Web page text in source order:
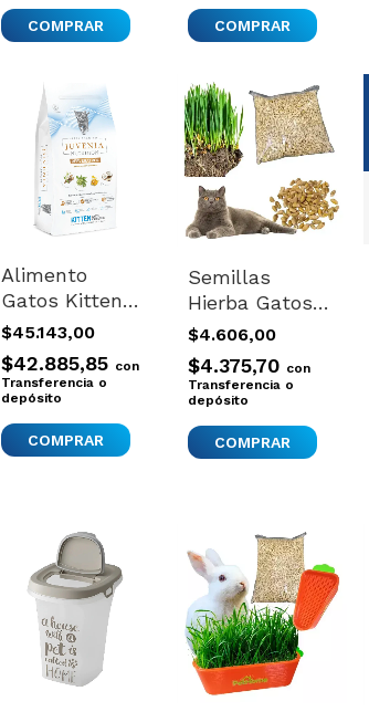
Alimento
Gatos Kitten
Ultra Premium
Resveratrol
Juvenia 3kg
$45.143,00
$42.885,85 con
Transferencia o
depósito
Semillas
Hierba Gatos
Perros Cobayos
Conejos Ave
Natural 1kg
$4.606,00
$4.375,70 con
Transferencia o
depósito